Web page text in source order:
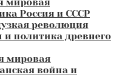
Россия и СССР
революция
политика древнего
мировая
война и